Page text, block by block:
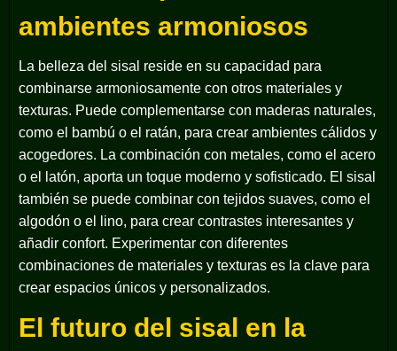
ambientes armoniosos
La belleza del sisal reside en su capacidad para
combinarse armoniosamente con otros materiales y
texturas. Puede complementarse con maderas naturales,
como el bambú o el ratán, para crear ambientes cálidos y
acogedores. La combinación con metales, como el acero
o el latón, aporta un toque moderno y sofisticado. El sisal
también se puede combinar con tejidos suaves, como el
algodón o el lino, para crear contrastes interesantes y
añadir confort. Experimentar con diferentes
combinaciones de materiales y texturas es la clave para
crear espacios únicos y personalizados.
El futuro del sisal en la